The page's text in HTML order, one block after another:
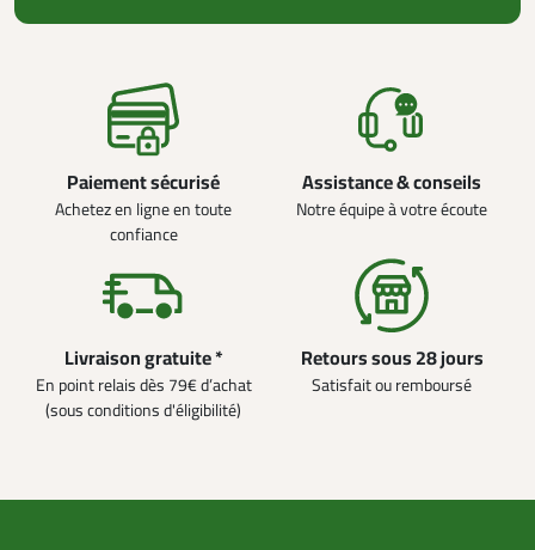
Paiement sécurisé
Achetez en ligne en toute
confiance
Assistance & conseils
Notre équipe à votre écoute
Livraison gratuite *
En point relais dès 79€ d’achat
(sous conditions d'éligibilité)
Retours sous 28 jours
Satisfait ou remboursé